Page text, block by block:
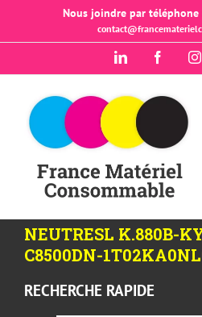
Nous joindre par
LinkedIn
NEUTRESL K.880B-
C8500DN-
RECHERCHE RAPIDE